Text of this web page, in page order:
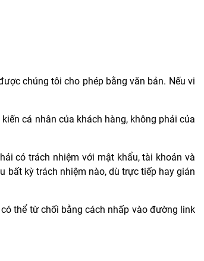
chúng tôi cho phép bằng văn bản. Nếu vi
cá nhân của khách hàng, không phải của
có trách nhiệm với mật khẩu, tài khoản và
bất kỳ trách nhiệm nào, dù trực tiếp hay gián
thể từ chối bằng cách nhấp vào đường link